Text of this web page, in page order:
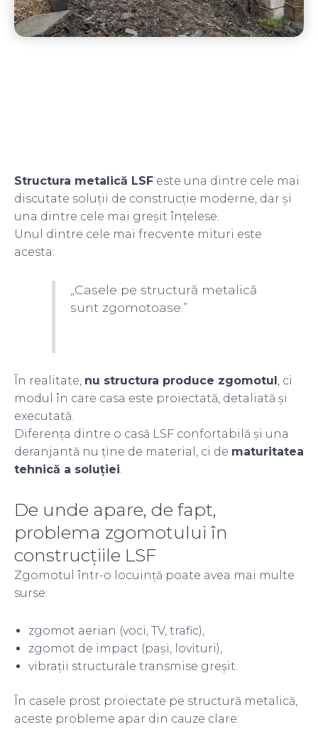
Structura metalică LSF este una dintre cele mai
discutate soluții de construcție moderne, dar și
una dintre cele mai greșit înțelese.
Unul dintre cele mai frecvente mituri este
acesta:
„Casele pe structură metalică
sunt zgomotoase.”
În realitate, nu structura produce zgomotul, ci
modul în care casa este proiectată, detaliată și
executată.
Diferența dintre o casă LSF confortabilă și una
deranjantă nu ține de material, ci de maturitatea
tehnică a soluției.
De unde apare, de fapt,
problema zgomotului în
construcțiile LSF
Zgomotul într-o locuință poate avea mai multe
surse:
zgomot aerian (voci, TV, trafic),
zgomot de impact (pași, lovituri),
vibrații structurale transmise greșit.
În casele prost proiectate pe structură metalică,
aceste probleme apar din cauze clare: